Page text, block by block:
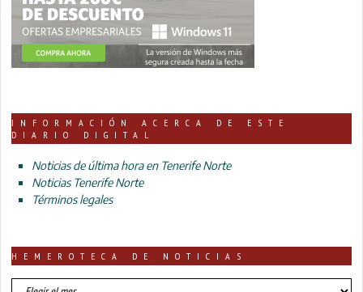
INFORMACIÓN ACERCA DE ESTE
DIARIO DIGITAL
Noticias de última hora en Tenerife Norte
Noticias Tenerife Norte
Términos legales
HEMEROTECA DE NOTICIAS
HEMEROTECA